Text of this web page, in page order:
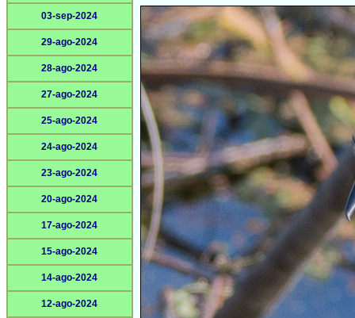
03-sep-2024
29-ago-2024
28-ago-2024
27-ago-2024
25-ago-2024
24-ago-2024
23-ago-2024
20-ago-2024
17-ago-2024
15-ago-2024
14-ago-2024
12-ago-2024